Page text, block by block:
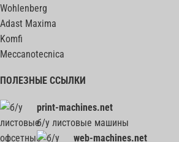
Wohlenberg
Adast Maxima
Komfi
Meccanotecnica
ПОЛЕЗНЫЕ ССЫЛКИ
print-machines.net
б/у листовые машины
web-machines.net